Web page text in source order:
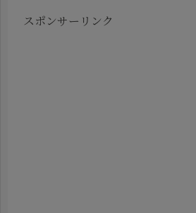
スポンサーリンク